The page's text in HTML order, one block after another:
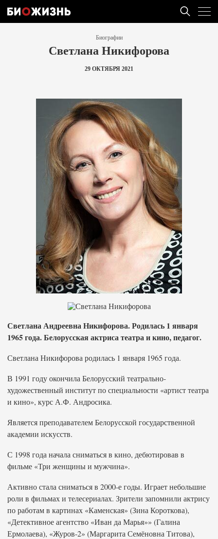
Биографии
Светлана Никифорова
29 ОКТЯБРЯ 2021
Светлана Андреевна Никифорова. Родилась 1 января
1965 года. Белорусская актриса театра и кино, педагог.
Светлана Никифорова родилась 1 января 1965 года.
В 1991 году окончила Белорусский театрально-
художественный институт по специальности «артист театра
и кино», курс А.Ф. Андросика.
Является преподавателем Белорусской государственной
академии искусств.
С 1998 года начала сниматься в кино, дебютировав в
фильме «Три женщины и мужчина».
Активно стала сниматься в 2000-е годы. Играет небольшие
роли в фильмах и телесериалах. Зрители запомнили актрису
по работам в картинах «Каменская» (Зина Короткова),
«Детективное агентство «Иван да Марья»» (Галина
Ермолаева), «Журов-2» (Маргарита Семёновна Титова),